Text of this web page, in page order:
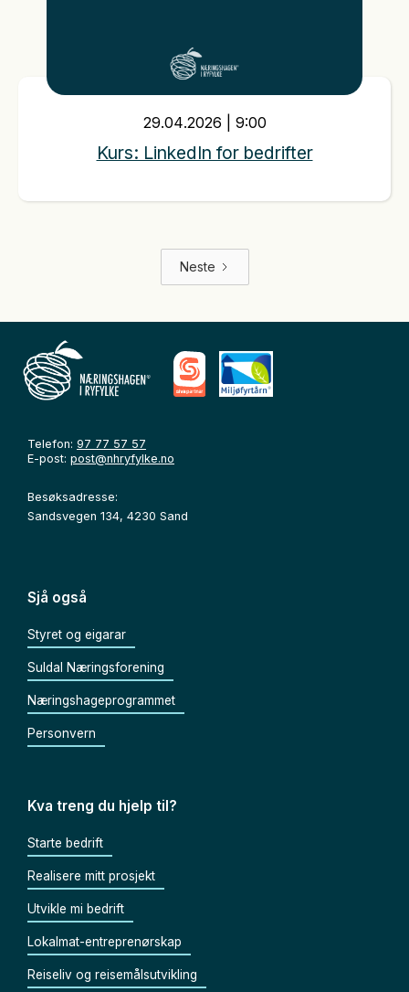
29.04.2026 9:00
Kurs: LinkedIn for bedrifter
Neste
Telefon: 97 77 57 57
E-post: post@nhryfylke.no
Besøksadresse:
Sandsvegen 134, 4230 Sand
Sjå også
Styret og eigarar
Suldal Næringsforening
Næringshageprogrammet
Personvern
Kva treng du hjelp til?
Starte bedrift
Realisere mitt prosjekt
Utvikle mi bedrift
Lokalmat-entreprenørskap
Reiseliv og reisemålsutvikling